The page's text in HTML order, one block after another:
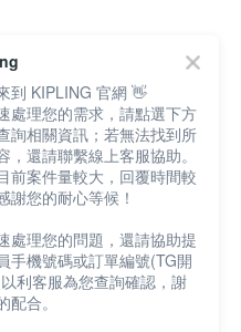
到 KIPLING 官網 👋
處理您的需求，請點選下方
詢相關資訊；若無法找到所
，還請聯繫線上客服協助。
前案件量較大，回覆時間較
謝您的耐心等候！
處理您的問題，還請協助提
手機號碼或訂單編號(TG開
利客服為您查詢確認，謝
配合。